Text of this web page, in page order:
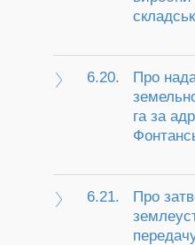
6.20.
Про
га за
6.21.
Про